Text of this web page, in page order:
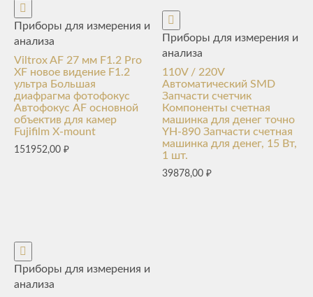
Приборы для измерения и
анализа
Viltrox AF 27 мм F1.2 Pro
XF новое видение F1.2
ультра Большая
диафрагма фотофокус
Автофокус AF основной
объектив для камер
Fujifilm X-mount
151952,00 ₽
Приборы для измерения и
анализа
110V / 220V
Автоматический SMD
Запчасти счетчик
Компоненты счетная
машинка для денег точно
YH-890 Запчасти счетная
машинка для денег, 15 Вт,
1 шт.
39878,00₽
Приборы для измерения и
анализа